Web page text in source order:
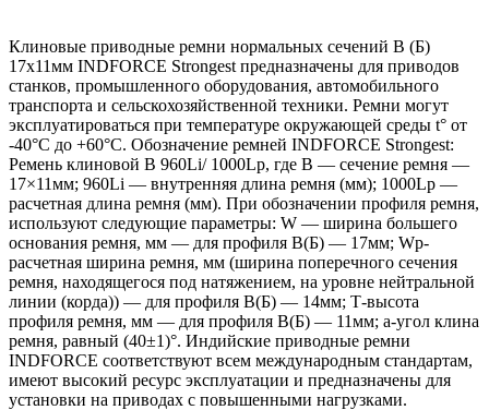
Клиновые приводные ремни нормальных сечений B (Б)
17х11мм INDFORCE Strongest предназначены для приводов
станков, промышленного оборудования, автомобильного
транспорта и сельскохозяйственной техники. Ремни могут
эксплуатироваться при температуре окружающей среды t° от
-40°С до +60°С. Обозначение ремней INDFORCE Strongest:
Ремень клиновой B 960Li/ 1000Lp, где B — сечение ремня —
17×11мм; 960Li — внутренняя длина ремня (мм); 1000Lp —
расчетная длина ремня (мм). При обозначении профиля ремня,
используют следующие параметры: W — ширина большего
основания ремня, мм — для профиля B(Б) — 17мм; Wp-
расчетная ширина ремня, мм (ширина поперечного сечения
ремня, находящегося под натяжением, на уровне нейтральной
линии (корда)) — для профиля B(Б) — 14мм; Т-высота
профиля ремня, мм — для профиля B(Б) — 11мм; a-угол клина
ремня, равный (40±1)°. Индийские приводные ремни
INDFORCE соответствуют всем международным стандартам,
имеют высокий ресурс эксплуатации и предназначены для
установки на приводах с повышенными нагрузками.